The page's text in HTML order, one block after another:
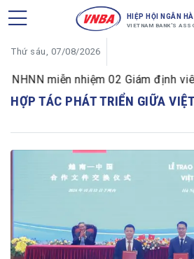
HIỆP HỘI NGÂN
VIETNAM BANK'S
Thứ sáu, 07/08/2026
NHNN miễn nhiệm 02 Giám định
HỢP TÁC PHÁT TRIỂN GIỮA